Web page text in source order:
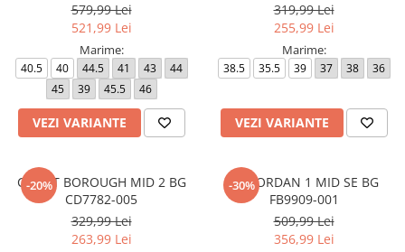
579,99 Lei
521,99 Lei
Marime:
40.5 40 44.5 41 43
44
45
39 45.5 46
VEZI VARIANTE
319,99 Lei
255,99 Lei
Marime:
38.5 35.5 39 37 38 36
VEZI VARIANTE
-20%
COURT BOROUGH MID 2 BG
CD7782-005
329,99 Lei
263,99 Lei
-30%
AIR JORDAN 1 MID SE BG
FB9909-001
509,99 Lei
356,99 Lei